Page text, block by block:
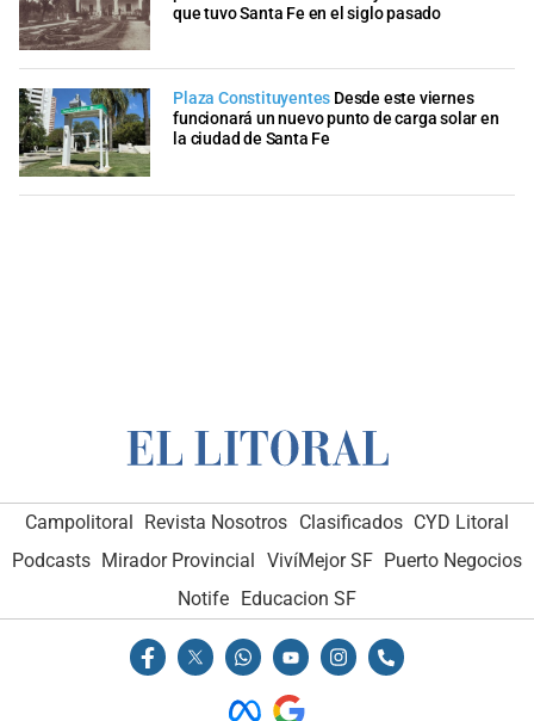
que tuvo Santa Fe en el siglo pasado
Plaza Constituyentes Desde este viernes
funcionará un nuevo punto de carga solar en
la ciudad de Santa Fe
Campolitoral Revista Nosotros Clasificados CYD Litoral
Podcasts Mirador Provincial VivíMejor SF Puerto Negocios
Notife
Educacion SF